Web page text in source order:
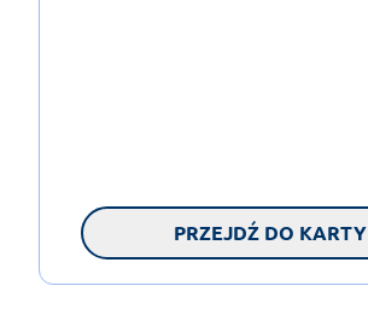
PRZEJDŹ DO KARTY